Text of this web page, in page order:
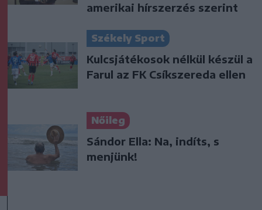
amerikai hírszerzés szerint
Székely Sport
Kulcsjátékosok nélkül készül a
Farul az FK Csíkszereda ellen
Nőileg
Sándor Ella: Na, indíts, s
menjünk!